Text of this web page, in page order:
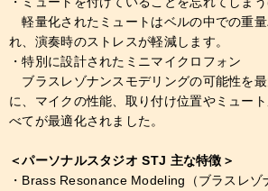
軽量化されたミュートはベルの中での重量
れ、演奏時のストレスが軽減します。
・特別に設計されたミニマイクロフォン
ブラスレゾナンスモデリングの可能性を
に、マイクの性能、取り付け位置やミュー
べてが最適化されました。
＜パーソナルスタジオ STJ 主な特徴＞
・Brass Resonance Modeling（ブラスレゾ